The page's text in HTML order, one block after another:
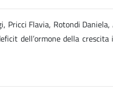
Flavia, Rotondi
dell’ormone della